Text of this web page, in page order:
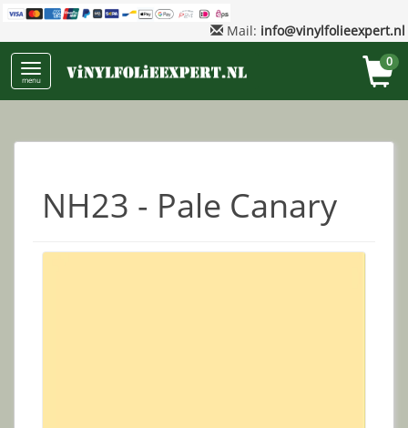
Mail: info@vinylfolieexpert.nl
menu
0
NH23 - Pale Canary